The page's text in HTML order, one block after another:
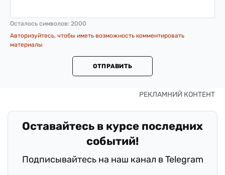
Осталось символов: 2000
Авторизуйтесь, чтобы иметь возможность комментировать
материалы
ОТПРАВИТЬ
Оставайтесь в курсе последних
событий!
Подписывайтесь на наш канал в Telegram